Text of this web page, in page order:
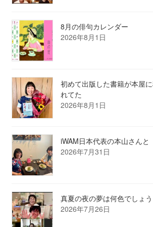
8月の俳句カレンダー
2026年8月1日
初めて出版した書籍が本屋
れてた
2026年8月1日
iWAM日本代表の本山さんと
2026年7月31日
真夏の夜の夢は何色でしょう
2026年7月26日